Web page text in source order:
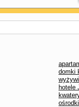
domki
hotele